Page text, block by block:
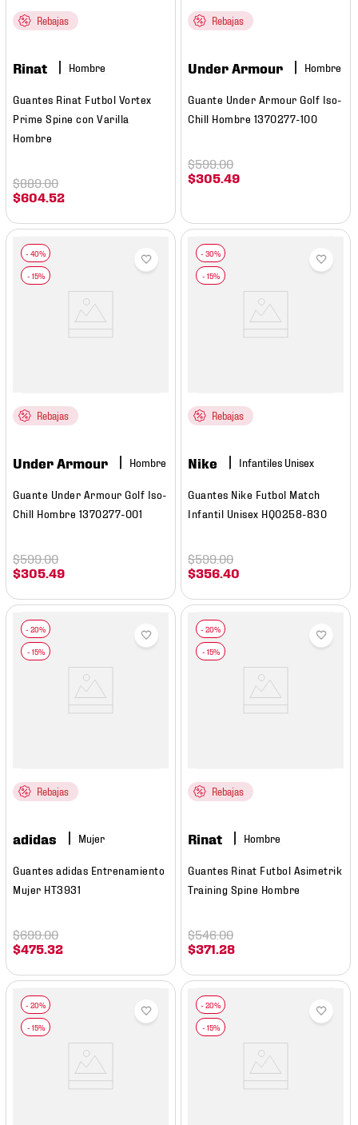
Rebajas
Rinat Hombre
Guantes Rinat Futbol Vortex
Prime Spine con Varilla
Hombre
$604 52
$889.00
Rebajas
Under Armour Hombre
Guante Under Armour Golf Iso-
Chill Hombre 1370277-100
$305 .49
$599.00
Rebajas
Under Armour Hombre
Guante Under Armour Golf Iso-
Chill Hombre 1370277-001
$305 .49
$599.00
Rebajas
Nike
Guantes Nike Futbol Match
Infantil Unisex HQ0258-830
$356 .40
$599.00
Rebajas
adidas Mujer
Guantes adidas Entrenamiento
Mujer HT3931
$475 .32
$699.00
Rebajas
Rinat Hombre
Guantes Rinat Futbol Asimetrik
Training Spine Hombre
$371 .28
$546.00